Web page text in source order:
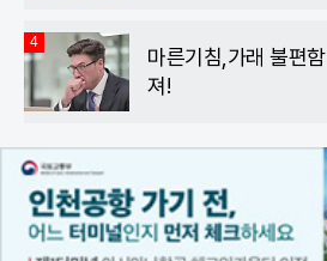
4
마른기침,가래 불편
져!